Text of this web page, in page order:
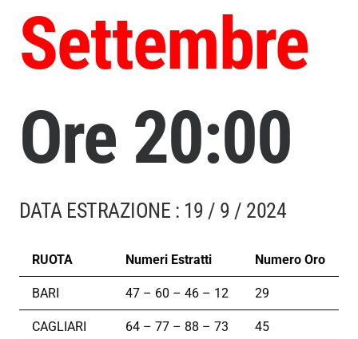
Settembre
Ore 20:00
DATA ESTRAZIONE : 19 / 9 / 2024
RUOTA Numeri Estratti Numero Oro
BARI 47 – 60 – 46 – 12 29
CAGLIARI 64 – 77 – 88 – 73 45